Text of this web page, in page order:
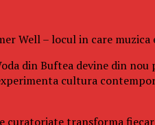
Well – locul in care
din Buftea devine din
cultura
curatoriate transforma